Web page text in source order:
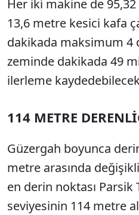
Her iki makine de
13,6 metre kesici kafa
dakikada maksimum 4
zeminde dakikada 49
ilerleme
114 METRE
Güzergah boyunca
metre arasında
en derin noktası Parsik
seviyesinin 114 metre